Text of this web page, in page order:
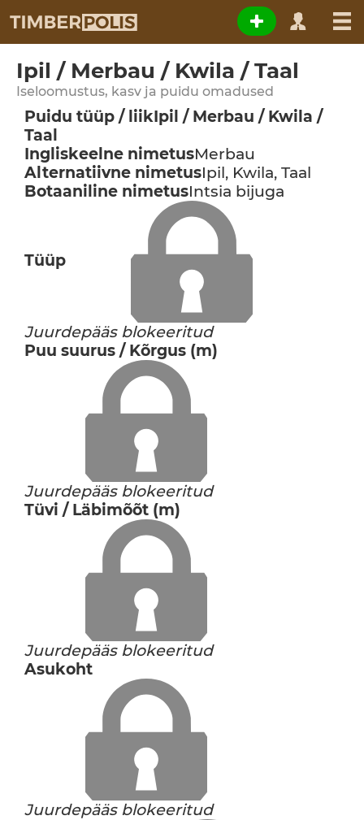
Ipil / Merbau / Kwila / Taal
Iseloomustus, kasv ja puidu omadused
Puidu tüüp / liikIpil / Merbau / Kwila /
Taal
Ingliskeelne nimetusMerbau
Alternatiivne nimetusIpil, Kwila, Taal
Botaaniline nimetusIntsia bijuga
Tüüp
Juurdepääs blokeeritud
Puu suurus / Kõrgus (m)
Juurdepääs blokeeritud
Tüvi / Läbimõõt (m)
Juurdepääs blokeeritud
Asukoht
Juurdepääs blokeeritud